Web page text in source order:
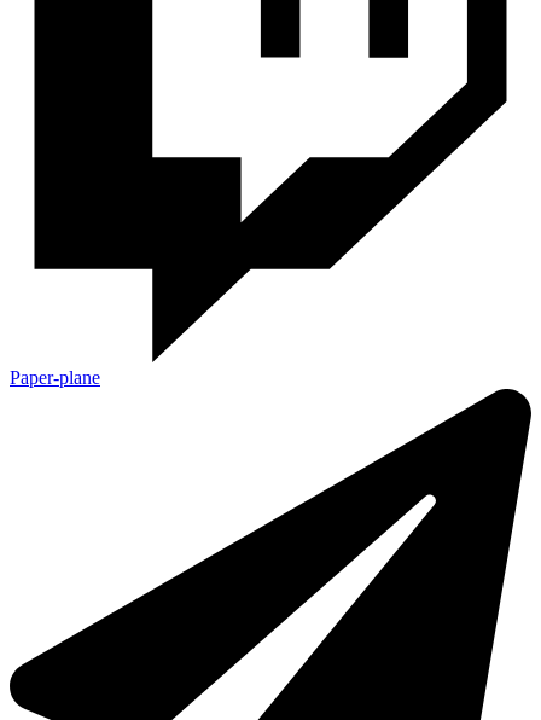
Paper-plane